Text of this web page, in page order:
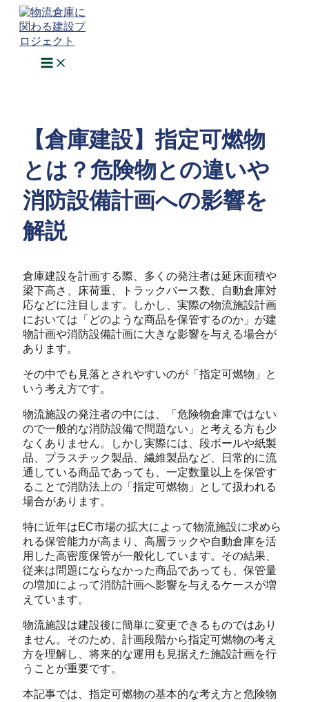
Main
Menu
【倉庫建設】指定可燃物
とは？危険物との違いや
消防設備計画への影響を
解説
倉庫建設を計画する際、多くの発注者は延床面積や
梁下高さ、床荷重、トラックバース数、自動倉庫対
応などに注目します。しかし、実際の物流施設計画
においては「どのような商品を保管するのか」が建
物計画や消防設備計画に大きな影響を与える場合が
あります。
その中でも見落とされやすいのが「指定可燃物」と
いう考え方です。
物流施設の発注者の中には、「危険物倉庫ではない
ので一般的な消防設備で問題ない」と考える方も少
なくありません。しかし実際には、段ボールや紙製
品、プラスチック製品、繊維製品など、日常的に流
通している商品であっても、一定数量以上を保管す
ることで消防法上の「指定可燃物」として扱われる
場合があります。
特に近年はEC市場の拡大によって物流施設に求めら
れる保管能力が高まり、高層ラックや自動倉庫を活
用した高密度保管が一般化しています。その結果、
従来は問題にならなかった商品であっても、保管量
の増加によって消防計画へ影響を与えるケースが増
えています。
物流施設は建設後に簡単に変更できるものではあり
ません。そのため、計画段階から指定可燃物の考え
方を理解し、将来的な運用も見据えた施設計画を行
うことが重要です。
本記事では、指定可燃物の基本的な考え方と危険物
Post
navigation